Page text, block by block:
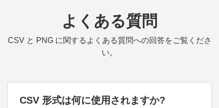
よくある質問
CSV と PNG に関するよくある質問への回答をご覧くださ
い。
CSV 形式は何に使用されますか?